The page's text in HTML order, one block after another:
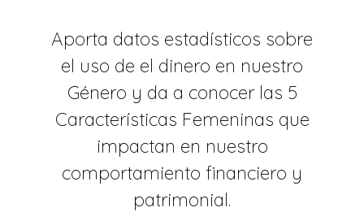
Aporta datos estadísticos sobre
el uso de el dinero en nuestro
Género y da a conocer las 5
Características Femeninas que
impactan en nuestro
comportamiento financiero y
patrimonial.